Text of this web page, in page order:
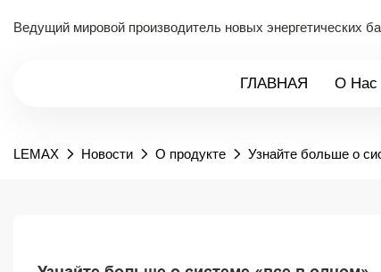
Ведущий мировой производитель новых энергетических
ГЛАВНАЯ О Нас
LEMAX Новости О продукте Узнайте больше о